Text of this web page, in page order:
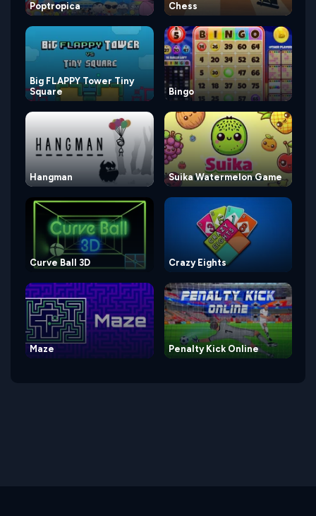
Poptropica Chess
Big FLAPPY Tower Tiny
Square
Bingo
Hangman Suika Watermelon Game
Curve Ball 3D Crazy Eights
Maze Penalty Kick Online